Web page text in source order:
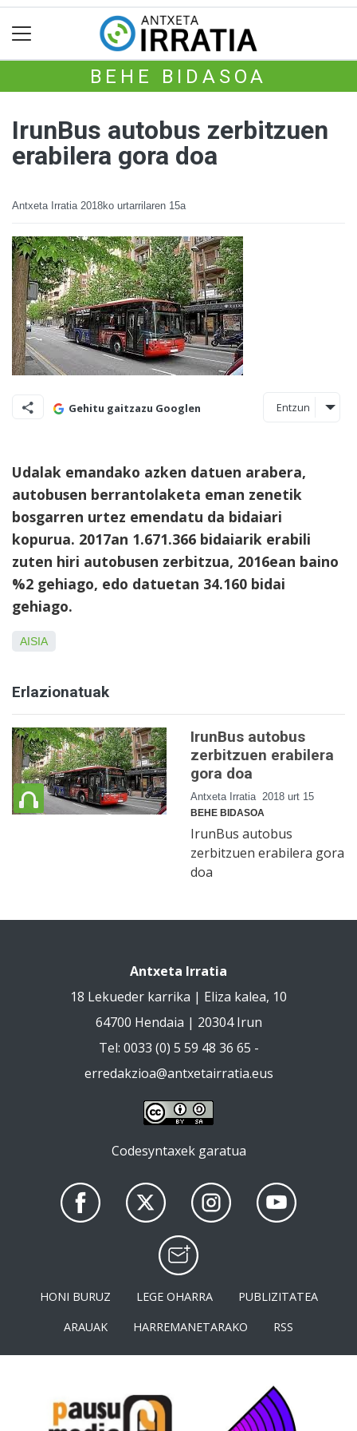
BEHE BIDASOA
IrunBus autobus zerbitzuen
erabilera gora doa
Antxeta Irratia 2018ko urtarrilaren 15a
Gehitu gaitzazu Googlen Entzun
Udalak emandako azken datuen arabera,
autobusen berrantolaketa eman zenetik
bosgarren urtez emendatu da bidaiari
kopurua. 2017an 1.671.366 bidaiarik erabili
zuten hiri autobusen zerbitzua, 2016ean baino
%2 gehiago, edo datuetan 34.160 bidai
gehiago.
AISIA
Erlazionatuak
IrunBus autobus
zerbitzuen erabilera
gora doa
Antxeta Irratia 2018 urt 15
BEHE BIDASOA
IrunBus autobus
zerbitzuen erabilera gora
doa
Antxeta Irratia
18 Lekueder karrika | Eliza kalea, 10
64700 Hendaia | 20304 Irun
Tel: 0033 (0) 5 59 48 36 65 -
erredakzioa@antxetairratia.eus
Codesyntaxek garatua
HONI BURUZ LEGE OHARRA
PUBLIZITATEA
ARAUAK
HARREMANETARAKO RSS